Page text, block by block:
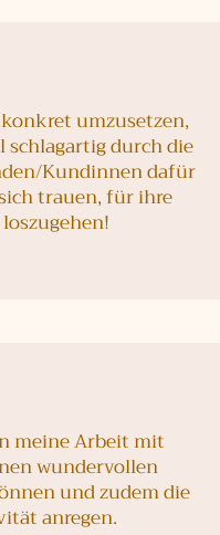
umzusetzen,
durch die
Kundinnen dafür
trauen, für ihre
meine Arbeit mit
wundervollen
und zudem die
anregen.